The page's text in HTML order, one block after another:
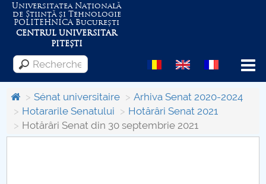
Universitatea Națională
de Știință și Tehnologie
POLITEHNICABucurești
CENTRUL UNIVERSITAR
PITEȘTI
Menu
Despre Universitate
Sénat universitaire
Arhiva Senat 2020-2024
Hotararile Senatului
Hotărâri Senat 2021
Hotărâri Senat din 30 septembrie 2021